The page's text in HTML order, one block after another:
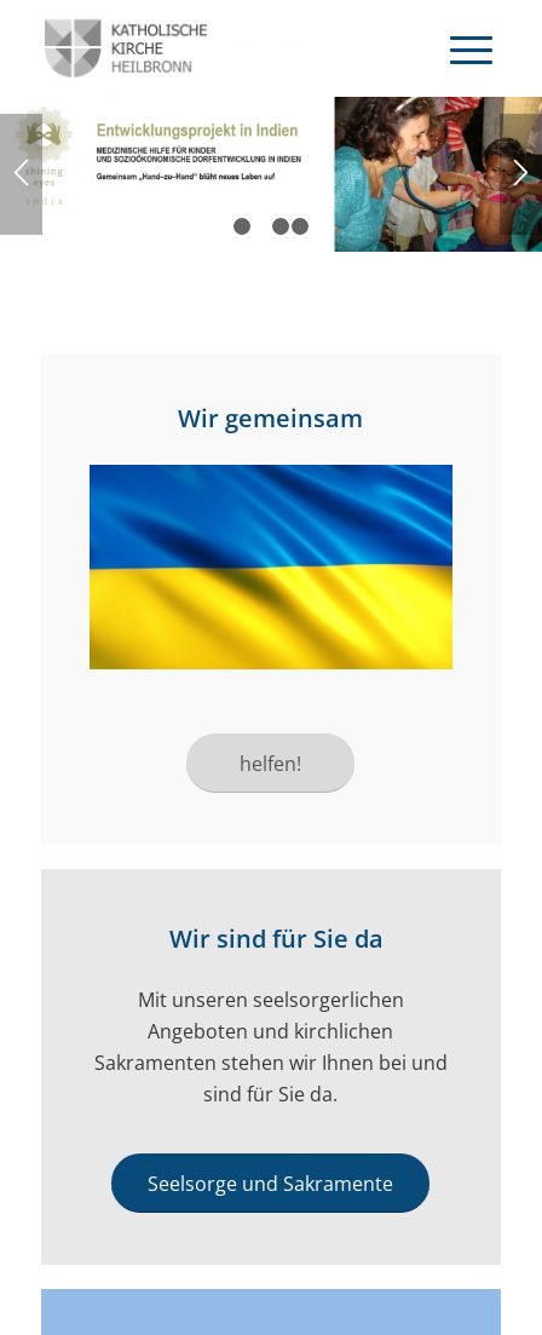
ERFAHREN SIE MEHR
1 2 3 4
Wir gemeinsam
helfen!
Wir sind für Sie da
Mit unseren seelsorgerlichen
Angeboten und kirchlichen
Sakramenten stehen wir Ihnen bei und
sind für Sie da.
Seelsorge und Sakramente